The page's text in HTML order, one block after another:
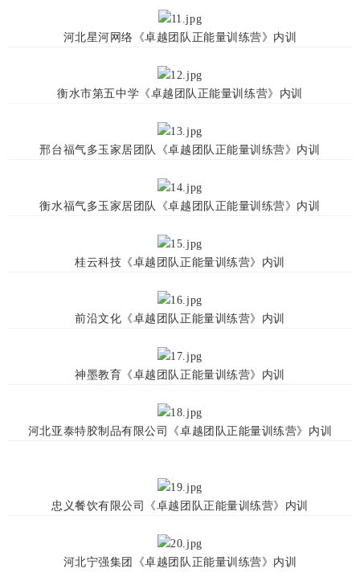
河北星河网络《卓越团队正能量训练营》内训
衡水市第五中学《卓越团队正能量训练营》内训
邢台福气多玉家居团队《卓越团队正能量训练营》内训
衡水福气多玉家居团队《卓越团队正能量训练营》内训
桂云科技《卓越团队正能量训练营》内训
前沿文化《卓越团队正能量训练营》内训
神墨教育《卓越团队正能量训练营》内训
河北亚泰特胶制品有限公司《卓越团队正能量训练营》内训
忠义餐饮有限公司《卓越团队正能量训练营》内训
河北宁强集团《卓越团队正能量训练营》内训